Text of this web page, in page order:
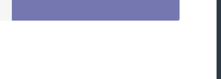
prohrává. Ale nevím to jistě, protože jsem